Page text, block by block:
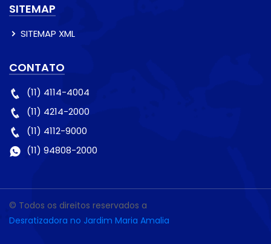
SITEMAP
SITEMAP XML
CONTATO
(11) 4114-4004
(11) 4214-2000
(11) 4112-9000
(11) 94808-2000
© Todos os direitos reservados a
Desratizadora no Jardim Maria Amalia